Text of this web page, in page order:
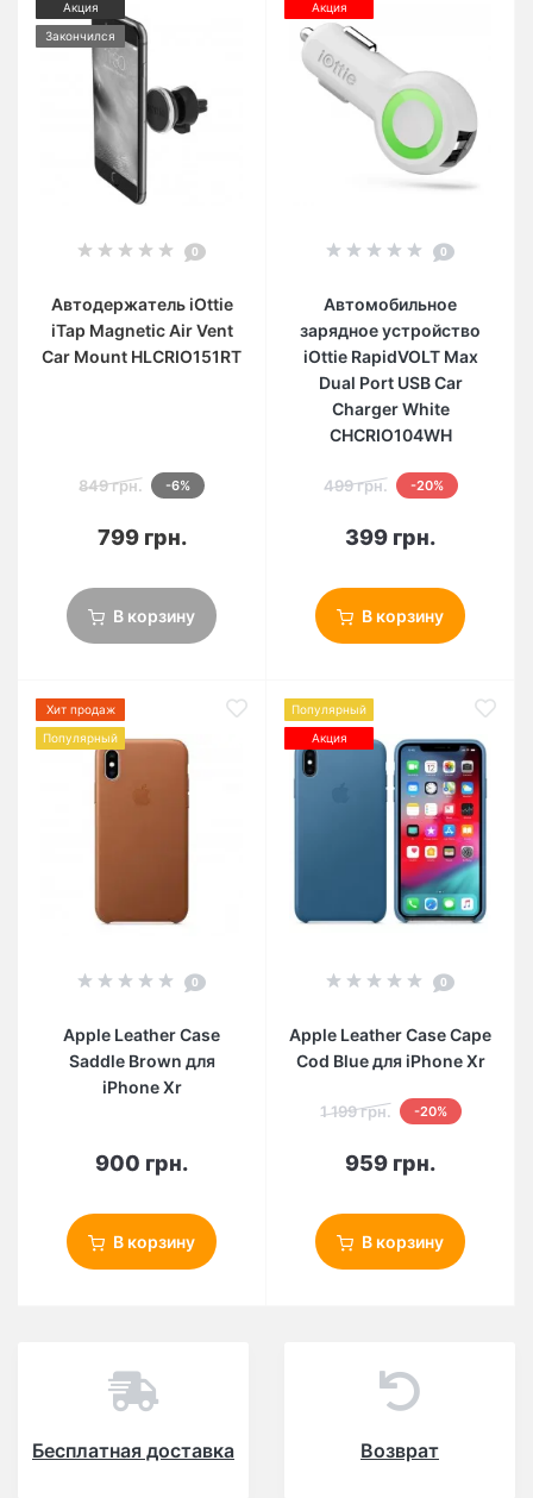
Акция
Закончился
0
Автодержатель iOttie
iTap Magnetic Air Vent
Car Mount HLCRIO151RT
849 грн. -6%
799 грн.
В корзину
Акция
0
Автомобильное
зарядное устройство
iOttie RapidVOLT Max
Dual Port USB Car
Charger White
CHCRIO104WH
499 грн. -20%
399 грн.
В корзину
Хит продаж
Популярный
0
Apple Leather Case
Saddle Brown для
iPhone Xr
900 грн.
В корзину
Популярный
Акция
0
Apple Leather Case Cape
Cod Blue для iPhone Xr
1 199 грн. -20%
959 грн.
В корзину
Бесплатная доставка Возврат